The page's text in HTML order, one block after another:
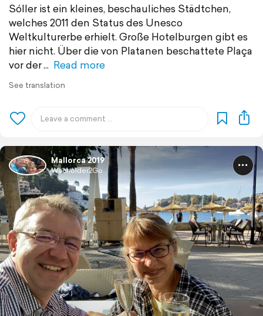
Sóller ist ein kleines, beschauliches Städtchen,
welches 2011 den Status des Unesco
Weltkulturerbe erhielt. Große Hotelburgen gibt es
hier nicht. Über die von Platanen beschattete Plaça
vor der
Read more
See translation
Mallorca 2019
Wacholder2Go